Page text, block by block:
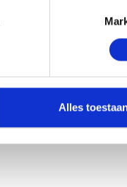
Alles